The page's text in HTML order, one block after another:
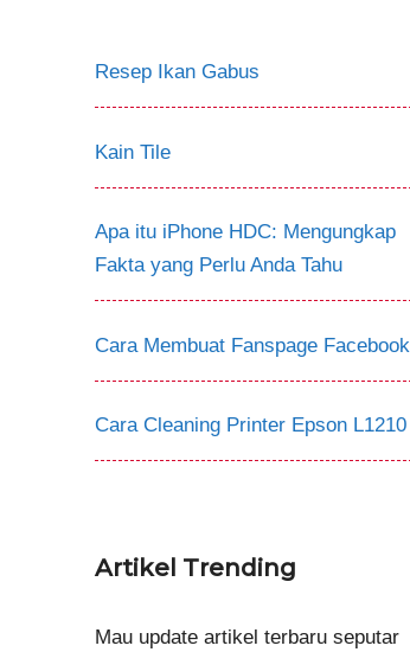
Resep Ikan Gabus
Kain Tile
Apa itu iPhone HDC: Mengungkap
Fakta yang Perlu Anda Tahu
Cara Membuat Fanspage Facebook
Cara Cleaning Printer Epson L1210
Artikel Trending
Mau update artikel terbaru seputar